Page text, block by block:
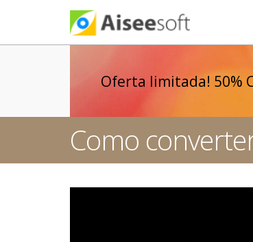
Oferta limitada! 50%
Como